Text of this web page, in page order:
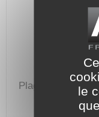
Plage de débit : 1
le